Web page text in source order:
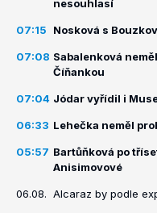
nesouhlasí
07:15 Nosková s
07:08 Sabalenková
Číňankou
07:04 Jódar vyřídil i
06:33 Lehečka neměl
05:57 Bartůňková po
Anisimovové
06.08. Alcaraz by podle